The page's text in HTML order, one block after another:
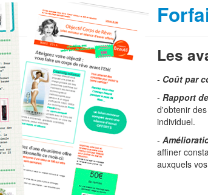
Les
- Coût par
- Rapport
d'obtenir
individuel.
-
affiner
auxquels